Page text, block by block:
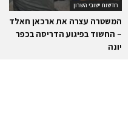
חדשות ישובי השרון
המשטרה עצרה את ארכאן חאלד
– החשוד בפיגוע הדריסה בכפר
יונה